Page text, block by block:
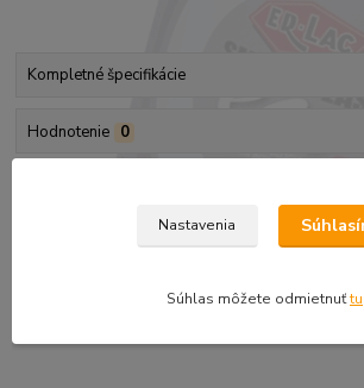
Kompletné špecifikácie
Hodnotenie 0
Lepidlo je vhodné na opravy všetkých
balení so záplatou a veľkosti cca 4 x 12 cm.
Nastavenia
Súhlas môžete odmietnuťtu